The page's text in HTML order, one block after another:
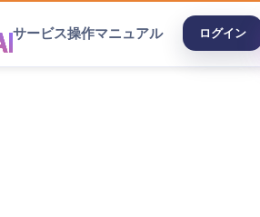
サービス操作マニュアル ログイン